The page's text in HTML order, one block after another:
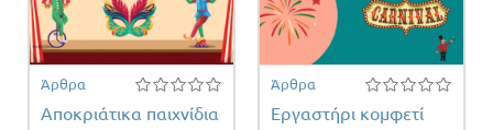
Άρθρα
Αποκριάτικα παιχνίδια
Άρθρα
Εργαστήρι κομφετί